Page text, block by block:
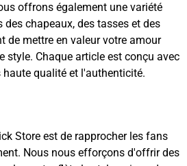
offrons également une variété
chapeaux, des tasses et des
de mettre en valeur votre amour
style. Chaque article est conçu avec
qualité et l'authenticité.
Store est de rapprocher les fans
Nous nous efforçons d'offrir des